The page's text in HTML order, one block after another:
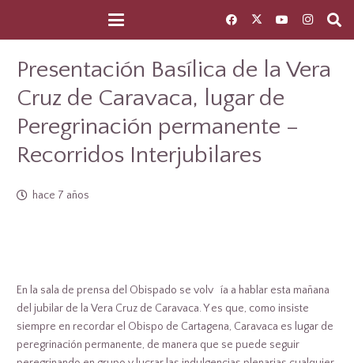
Presentación Basílica de la Vera
Cruz de Caravaca, lugar de
Peregrinación permanente –
Recorridos Interjubilares
hace 7 años
En la sala de prensa del Obispado se volv ía a hablar esta mañana
del jubilar de la Vera Cruz de Caravaca. Y es que, como insiste
siempre en recordar el Obispo de Cartagena, Caravaca es lugar de
peregrinación permanente, de manera que se puede seguir